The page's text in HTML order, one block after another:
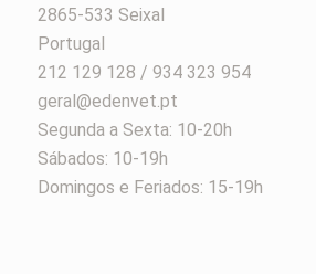
2865-533 Seixal
Portugal
212 129 128 / 934 323 954
geral@edenvet.pt
Segunda a Sexta: 10-20h
Sábados: 10-19h
Domingos e Feriados: 15-19h